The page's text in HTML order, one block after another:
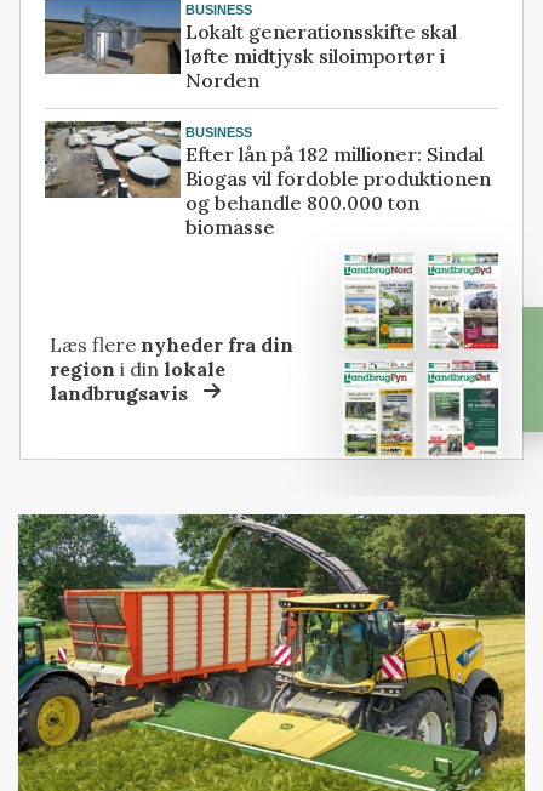
BUSINESS
Lokalt generationsskifte skal
løfte midtjysk siloimportør i
Norden
BUSINESS
Efter lån på 182 millioner: Sindal
Biogas vil fordoble produktionen
og behandle 800.000 ton
biomasse
Læs flere nyheder fra din
region i dinlokale
landbrugsavis